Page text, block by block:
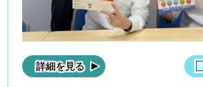
詳細を見る